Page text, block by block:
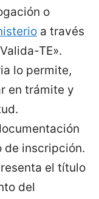
o
a través
TE».
lo permite,
en trámite y
de inscripción.
el título
del